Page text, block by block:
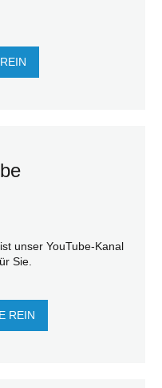
unser YouTube-Kanal
Sie.
REIN